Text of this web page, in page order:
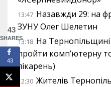
13:47 Назавжди 29: на
ЗУНУ Олег Шелетин
13:18 На
пройти комп’ютерну
лікарень)
12:30 Жителів
43
SHARES
43